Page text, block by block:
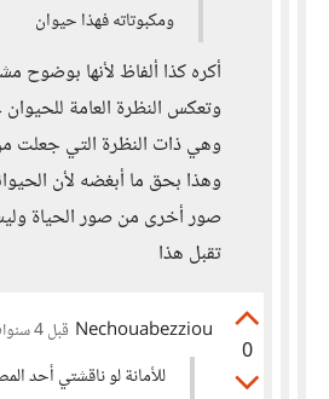
ومكبوتاته فهذا حيوان
أكره كذا ألفاظ لأنها
وتعكس النظرة العامة
وهي ذات النظرة التي جعلت
وهذا بحق ما أبغضه لأن
صور أخرى من صور الحياة
تقبل هذا
0
Nechouabezziou قبل 4 سنوات
للأمانة لو ناقشتي أحد